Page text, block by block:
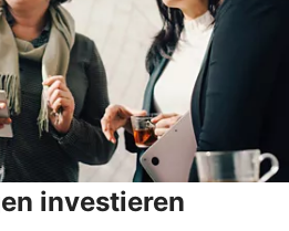
investieren